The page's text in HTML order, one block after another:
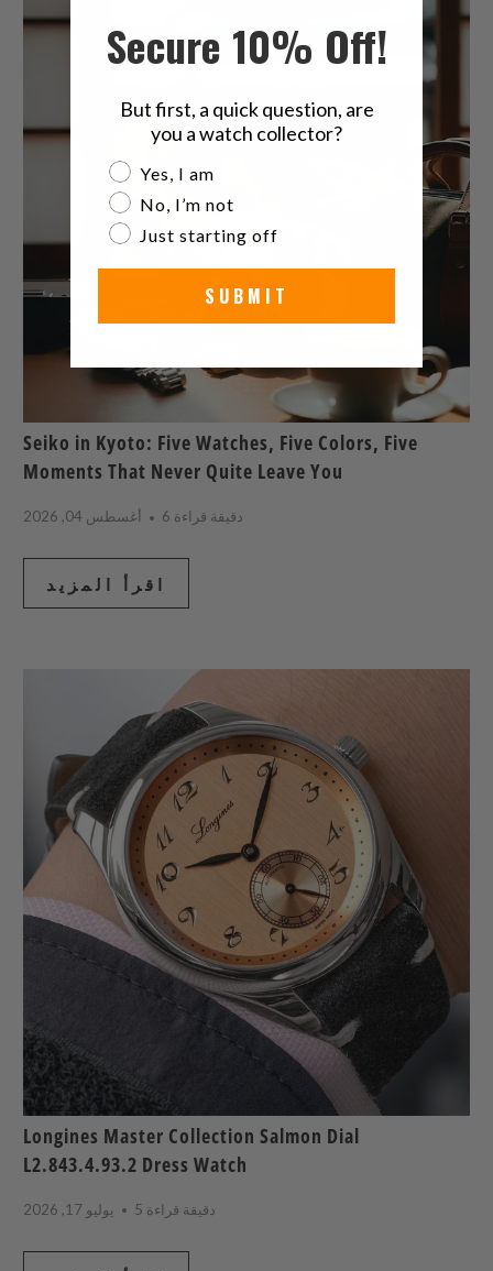
Seiko in Kyoto: Five Watches, Five Colors, Five
Moments That Never Quite Leave You
أغسطس 04, 2026 6 دقيقة قراءة
اقرأ المزيد
Longines Master Collection Salmon Dial
L2.843.4.93.2 Dress Watch
يوليو 17, 2026 5 دقيقة قراءة
Secure 10% Off!
But first, a quick question, are
you a watch collector?
Are you a watch collector?
Yes, I am
No, I’m not
Just starting off
SUBMIT